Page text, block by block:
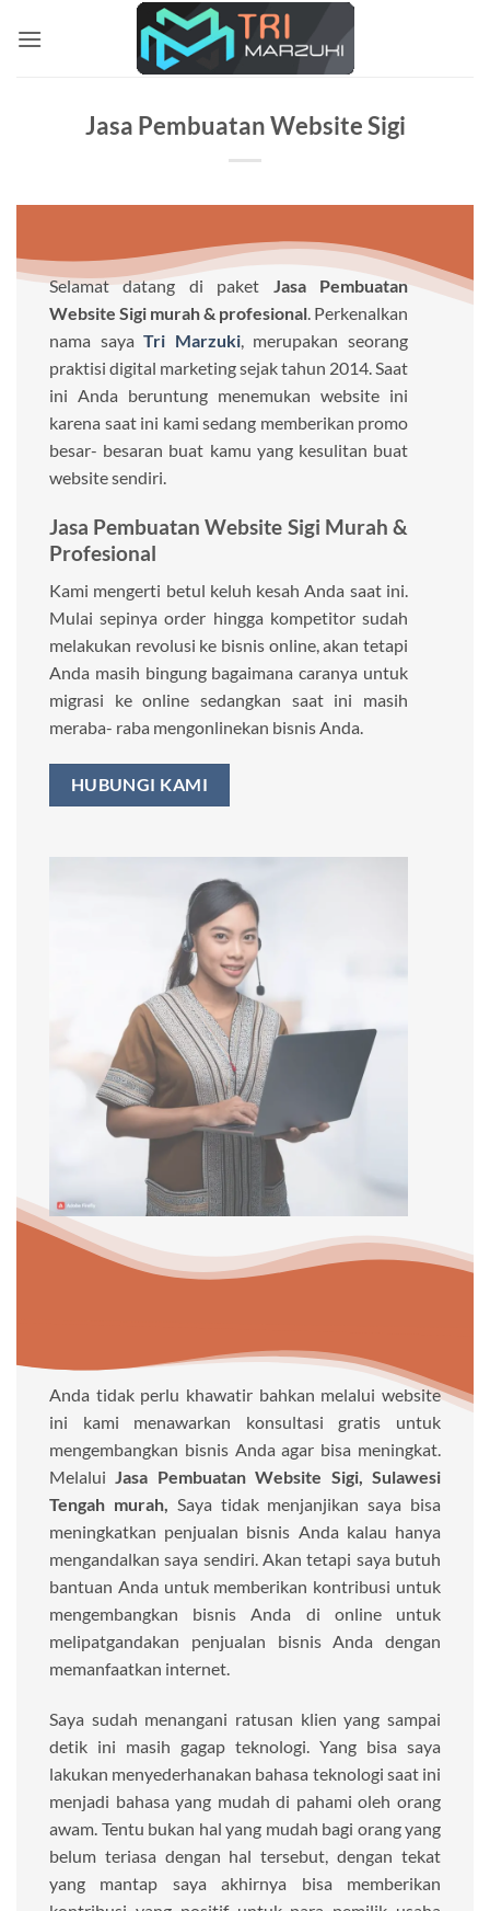
Jasa Pembuatan Website Sigi
Selamat datang di paket Jasa Pembuatan
Website Sigi murah & profesional. Perkenalkan
nama sayaTri Marzuki, merupakan seorang
praktisi digital marketing sejak tahun 2014. Saat
ini Anda beruntung menemukan website ini
karena saat ini kami sedang memberikan promo
besar- besaran buat kamu yang kesulitan buat
website sendiri.
Jasa Pembuatan Website Sigi Murah &
Profesional
Kami mengerti betul keluh kesah Anda saat ini.
Mulai sepinya order hingga kompetitor sudah
melakukan revolusi ke bisnis online, akan tetapi
Anda masih bingung bagaimana caranya untuk
migrasi ke online sedangkan saat ini masih
meraba- raba mengonlinekan bisnis Anda.
HUBUNGI KAMI
Anda tidak perlu khawatir bahkan melalui website
ini kami menawarkan konsultasi gratis untuk
mengembangkan bisnis Anda agar bisa meningkat.
Melalui
Jasa Pembuatan Website Sigi, Sulawesi
Tengah murah, Saya tidak menjanjikan saya bisa
meningkatkan penjualan bisnis Anda kalau hanya
mengandalkan saya sendiri. Akan tetapi saya butuh
bantuan Anda untuk memberikan kontribusi untuk
mengembangkan bisnis Anda di online untuk
melipatgandakan penjualan bisnis Anda dengan
memanfaatkan internet.
Saya sudah menangani ratusan klien yang sampai
detik ini masih gagap teknologi. Yang bisa saya
lakukan menyederhanakan bahasa teknologi saat ini
menjadi bahasa yang mudah di pahami oleh orang
awam. Tentu bukan hal yang mudah bagi orang yang
belum teriasa dengan hal tersebut, dengan tekat
yang mantap saya akhirnya bisa memberikan